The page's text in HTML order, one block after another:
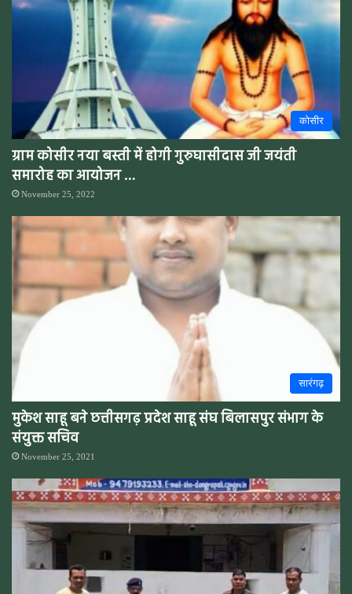
कोसीर
ग्राम कोसीर नया बस्ती में होगी गुरुघासीदास जी जयंती
समारोह का आयोजन …
November 25, 2022
सारंगढ़
मुकेश साहू बने छत्तीसगढ़ प्रदेश साहू संघ बिलासपुर संभाग के
संयुक्त सचिव
November 25, 2021